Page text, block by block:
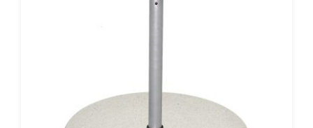
Glatz parasoldoeken